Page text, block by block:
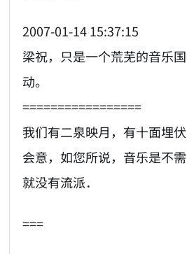
2007-01-14 15:37:15
梁祝，只是一个荒芜的音乐
动。
=================
我们有二泉映月，有十面埋
会意，如您所说，音乐是不
就没有流派．
===